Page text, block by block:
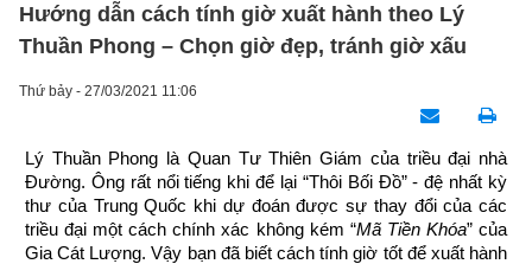
Hướng dẫn cách tính giờ xuất hành theo Lý
Thuần Phong – Chọn giờ đẹp, tránh giờ xấu
Thứ bảy - 27/03/2021 11:06
Lý Thuần Phong là Quan Tư Thiên Giám của triều đại nhà
Đường. Ông rất nổi tiếng khi để lại “Thôi Bối Đồ” - đệ nhất kỳ
thư của Trung Quốc khi dự đoán được sự thay đổi của các
triều đại một cách chính xác không kém “Mã Tiền Khóa” của
Gia Cát Lượng. Vậy bạn đã biết cách tính giờ tốt để xuất hành